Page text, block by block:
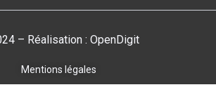
– Réalisation : OpenDigit
Mentions légales